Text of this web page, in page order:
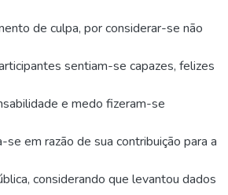
de culpa, por considerar-se não
sentiam-se capazes, felizes
e medo fizeram-se
em razão de sua contribuição para a
considerando que levantou dados